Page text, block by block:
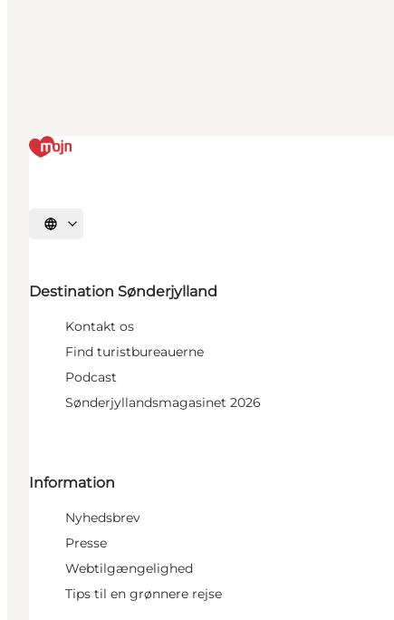
Vælg sprog
Destination Sønderjylland
Kontakt os
Find turistbureauerne
Podcast
Sønderjyllandsmagasinet 2026
Information
Nyhedsbrev
Presse
Webtilgængelighed
Tips til en grønnere rejse